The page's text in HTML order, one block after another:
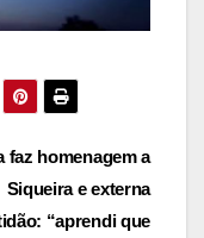
faz homenagem a
Siqueira e externa
“aprendi que